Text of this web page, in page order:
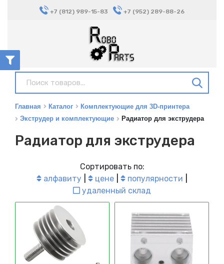
+7 (812) 989-15-83 +7 (952) 289-88-26
Главная Каталог
Комплектующие для 3D-принтера
Экструдер и комплектующие
Радиатор для экструдера
Радиатор для экструдера
Сортировать по:
алфавиту
цене
популярности
удаленный склад